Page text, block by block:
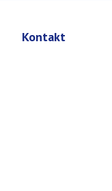
Kontakt